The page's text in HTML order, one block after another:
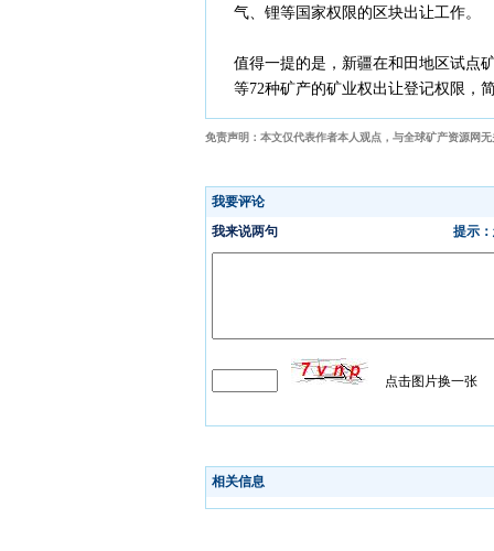
气、锂等国家权限的区块出让工作。
值得一提的是，新疆在和田地区试点
等72种矿产的矿业权出让登记权限，
免责声明：本文仅代表作者本人观点，与全球矿产资源网
相关信息